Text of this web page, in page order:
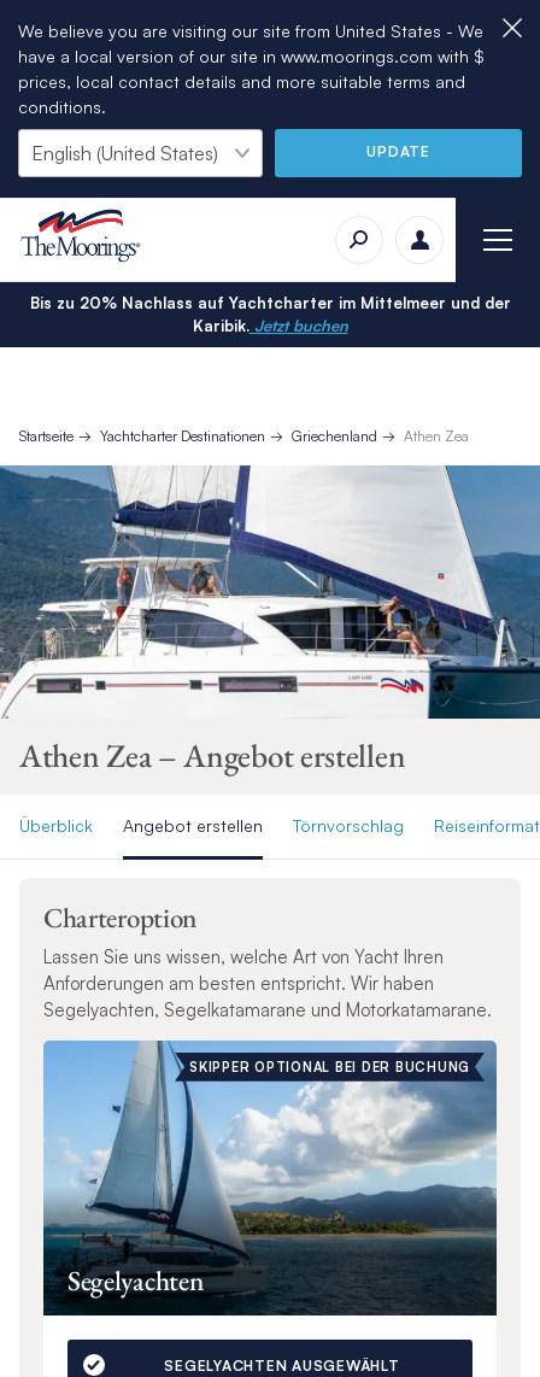
We believe you are visiting our site from United States - We
have a local version of our site in www.moorings.com with $
prices, local contact details and more suitable terms and
conditions.
UPDATE
Bis zu 20% Nachlass auf Yachtcharter im Mittelmeer und der
Karibik.Jetzt buchen
Startseite Yachtcharter Destinationen Griechenland Athen Zea
Athen Zea – Angebot erstellen
Überblick Angebot erstellen Törnvorschlag
Charteroption
Lassen Sie uns wissen, welche Art von Yacht Ihren
Anforderungen am besten entspricht. Wir haben
Segelyachten, Segelkatamarane und Motorkatamarane.
SKIPPER OPTIONAL BEI DER BUCHUNG
Segelyachten
SEGELYACHTEN AUSGEWÄHLT